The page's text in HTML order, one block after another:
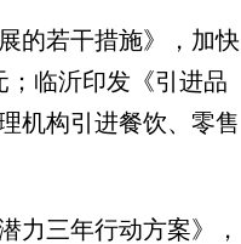
的若干措施》，加快
；临沂印发《引进品
机构引进餐饮、零售
三年行动方案》，